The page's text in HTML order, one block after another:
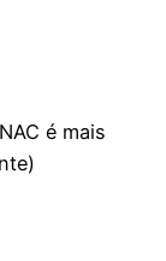
é mais